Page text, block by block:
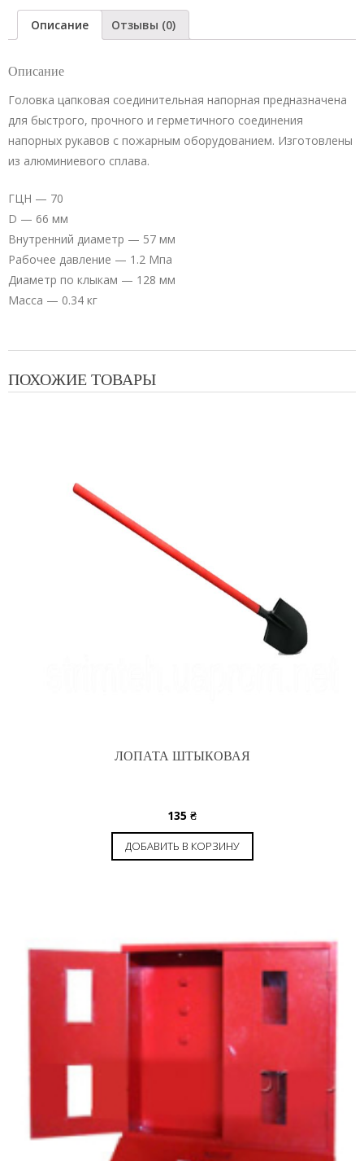
ГЦН-70
Описание Отзывы (0)
Описание
Головка цапковая соединительная напорная предназначена
для быстрого, прочного и герметичного соединения
напорных рукавов с пожарным оборудованием. Изготовлены
из алюминиевого сплава.
ГЦН — 70
D — 66 мм
Внутренний диаметр — 57 мм
Рабочее давление — 1.2 Мпа
Диаметр по клыкам — 128 мм
Масса — 0.34 кг
ПОХОЖИЕ ТОВАРЫ
ЛОПАТА ШТЫКОВАЯ
135 ₴
ДОБАВИТЬ В КОРЗИНУ